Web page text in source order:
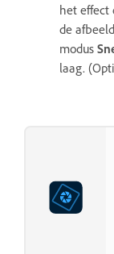
het effect
de
modus
laag.